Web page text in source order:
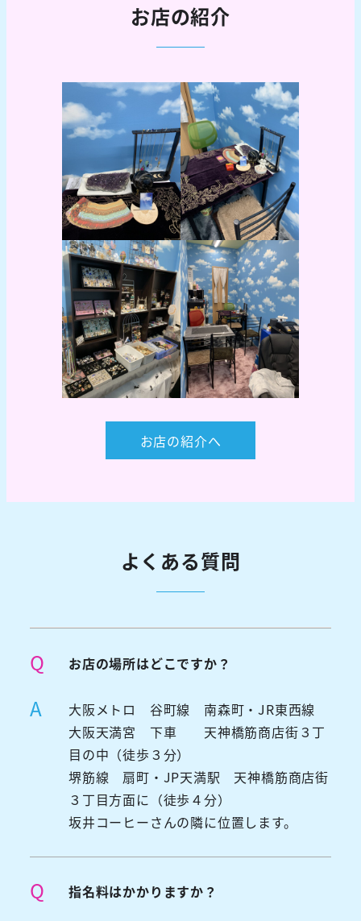
お店の紹介
お店の紹介へ
よくある質問
Q お店の場所はどこですか？
A
大阪メトロ 谷町線 南森町・JR東西線
大阪天満宮 下車 天神橋筋商店街３丁
目の中（徒歩３分）
堺筋線 扇町・JP天満駅 天神橋筋商店街
３丁目方面に（徒歩４分）
坂井コーヒーさんの隣に位置します。
Q 指名料はかかりますか？